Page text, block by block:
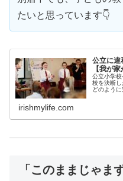
たいと思っています👇
公立に違
【我が
公立小学
校を決断し
どのよう
irishmylife.com
「このままじゃま